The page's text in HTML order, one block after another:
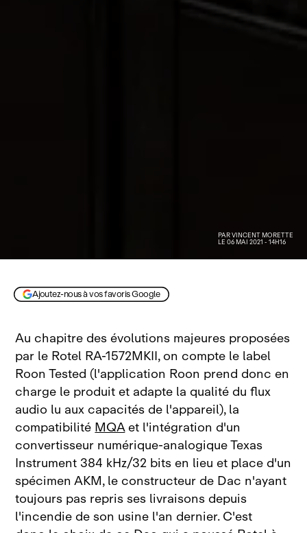
PARVINCENT MORETTE
LE 06 MAI 2021 - 14H16
Ajoutez-nous à vos favoris Google
Au chapitre des évolutions majeures proposées
par le Rotel RA‑1572MKII, on compte le label
Roon Tested (l'application Roon prend donc en
charge le produit et adapte la qualité du flux
audio lu aux capacités de l'appareil), la
compatibilitéMQAet l'intégration d'un
convertisseur numérique‑analogique Texas
Instrument 384 kHz/32 bits en lieu et place d'un
spécimen AKM, le constructeur de Dac n'ayant
toujours pas repris ses livraisons depuis
l'incendie de son usine l'an dernier. C'est